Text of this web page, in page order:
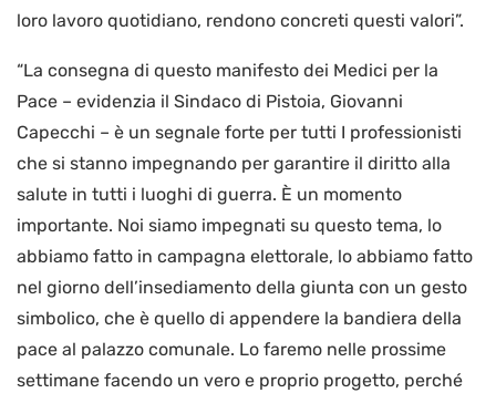
loro lavoro quotidiano, rendono concreti questi valori”.
“La consegna di questo manifesto dei Medici per la
Pace – evidenzia il Sindaco di Pistoia, Giovanni
Capecchi – è un segnale forte per tutti I professionisti
che si stanno impegnando per garantire il diritto alla
salute in tutti i luoghi di guerra. È un momento
importante. Noi siamo impegnati su questo tema, lo
abbiamo fatto in campagna elettorale, lo abbiamo fatto
nel giorno dell’insediamento della giunta con un gesto
simbolico, che è quello di appendere la bandiera della
pace al palazzo comunale. Lo faremo nelle prossime
settimane facendo un vero e proprio progetto, perché